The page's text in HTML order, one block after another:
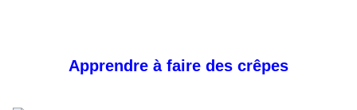
Apprendre à faire des crêpes